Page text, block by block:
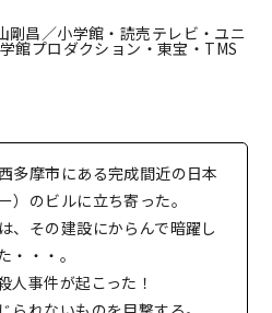
剛昌／小学館・読売テレビ・ユニ
館プロダクション・東宝・TMS
多摩市にある完成間近の日本
）のビルに立ち寄った。
、その建設にからんで暗躍し
・・・。
人事件が起こった！